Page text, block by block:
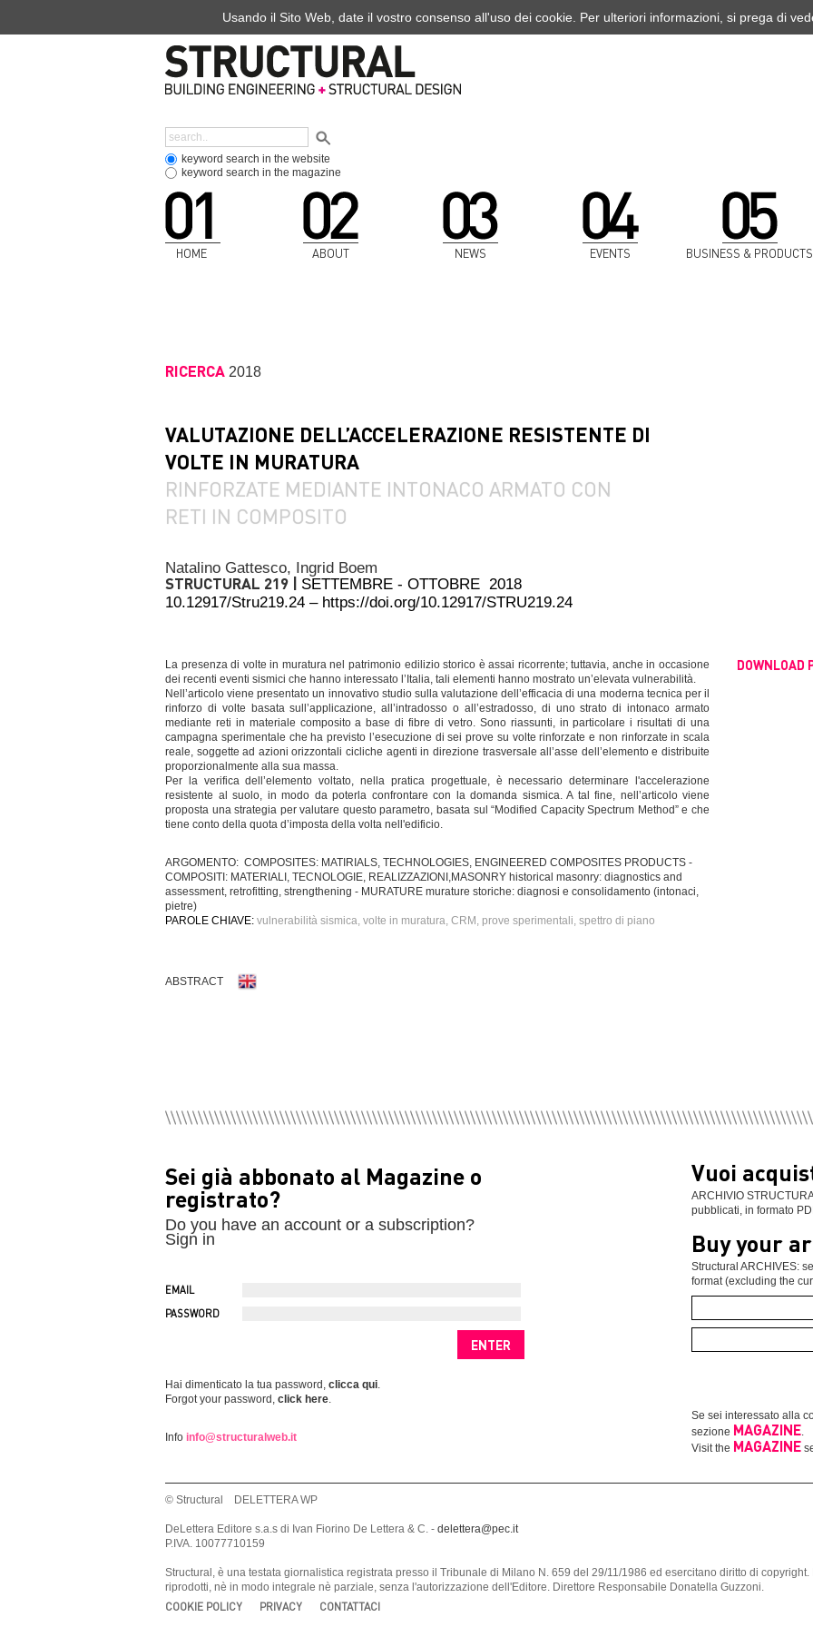
keyword search in the website
keyword search in the magazine
HOME ABOUT NEWS EVENTS BUSINESS & PRODUCTS
RICERCA 2018
VALUTAZIONE DELL’ACCELERAZIONE RESISTENTE DI
VOLTE IN MURATURA
RINFORZATE MEDIANTE INTONACO ARMATO CON
RETI IN COMPOSITO
Natalino Gattesco, Ingrid Boem
STRUCTURAL 219 | SETTEMBRE - OTTOBRE 2018
10.12917/Stru219.24 – https://doi.org/10.12917/STRU219.24
La presenza di volte in muratura nel patrimonio edilizio storico è assai ricorrente; tuttavia, anche in occasione
dei recenti eventi sismici che hanno interessato l’Italia, tali elementi hanno mostrato un’elevata vulnerabilità.
Nell’articolo viene presentato un innovativo studio sulla valutazione dell’efficacia di una moderna tecnica per il
rinforzo di volte basata sull’applicazione, all’intradosso o all’estradosso, di uno strato di intonaco armato
mediante reti in materiale composito a base di fibre di vetro. Sono riassunti, in particolare i risultati di una
campagna sperimentale che ha previsto l’esecuzione di sei prove su volte rinforzate e non rinforzate in scala
reale, soggette ad azioni orizzontali cicliche agenti in direzione trasversale all’asse dell’elemento e distribuite
proporzionalmente alla sua massa.
Per la verifica dell’elemento voltato, nella pratica progettuale, è necessario determinare l'accelerazione
resistente al suolo, in modo da poterla confrontare con la domanda sismica. A tal fine, nell’articolo viene
proposta una strategia per valutare questo parametro, basata sul “Modified Capacity Spectrum Method” e che
tiene conto della quota d’imposta della volta nell'edificio.
ARGOMENTO: COMPOSITES: MATIRIALS, TECHNOLOGIES, ENGINEERED COMPOSITES PRODUCTS -
COMPOSITI: MATERIALI, TECNOLOGIE, REALIZZAZIONI,MASONRY historical masonry: diagnostics and
assessment, retrofitting, strengthening - MURATURE murature storiche: diagnosi e consolidamento (intonaci,
pietre)
PAROLE CHIAVE: vulnerabilità sismica, volte in muratura, CRM, prove sperimentali, spettro di piano
ABSTRACT
DOWNLOAD
Sei già abbonato al Magazine o
registrato?
Do you have an account or a subscription?
Sign in
EMAIL
PASSWORD
Hai dimenticato la tua password, clicca qui.
Forgot your password, click here.
Info info@structuralweb.it
Vuoi
ARCHIVIO
pubblicati, in formato
Buy your
Structural ARCHIVES:
format (excluding the
Se sei interessato alla
sezione MAGAZINE.
Visit the MAGAZINE
© Structural DELETTERA WP
DeLettera Editore s.a.s di Ivan Fiorino De Lettera & C. - delettera@pec.it
P.IVA. 10077710159
Structural, è una testata giornalistica registrata presso il Tribunale di Milano N. 659 del 29/11/1986 ed esercitano diritto di
riprodotti, nè in modo integrale nè parziale, senza l'autorizzazione dell'Editore. Direttore Responsabile Donatella Guzzoni.
COOKIE POLICY PRIVACY CONTATTACI
Usando il Sito Web, date il vostro consenso all'uso dei cookie. Per ulteriori informazioni, si prega di